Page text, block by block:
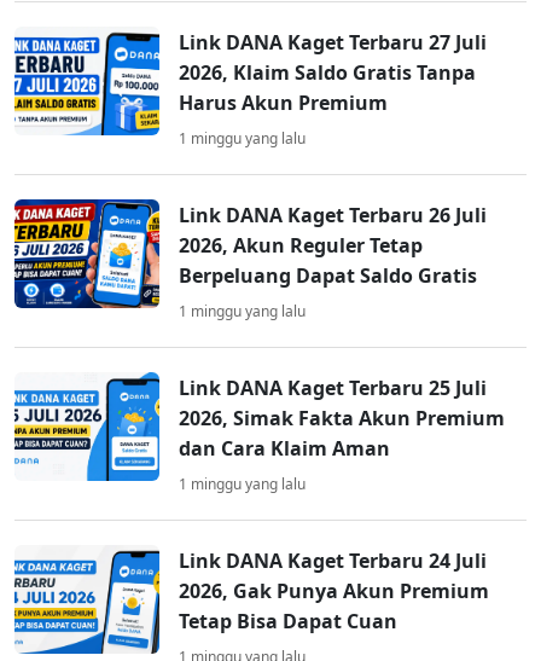
Link DANA Kaget Terbaru 27 Juli
2026, Klaim Saldo Gratis Tanpa
Harus Akun Premium
1 minggu yang lalu
Link DANA Kaget Terbaru 26 Juli
2026, Akun Reguler Tetap
Berpeluang Dapat Saldo Gratis
1 minggu yang lalu
Link DANA Kaget Terbaru 25 Juli
2026, Simak Fakta Akun Premium
dan Cara Klaim Aman
1 minggu yang lalu
Link DANA Kaget Terbaru 24 Juli
2026, Gak Punya Akun Premium
Tetap Bisa Dapat Cuan